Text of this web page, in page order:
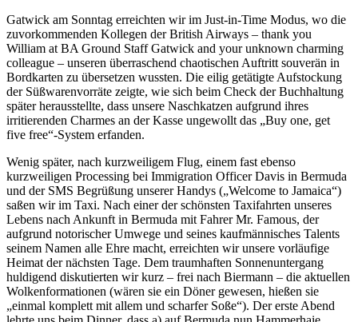
Gatwick am Sonntag erreichten wir im Just-in-Time Modus, wo die
zuvorkommenden Kollegen der British Airways – thank you
William at BA Ground Staff Gatwick and your unknown charming
colleague – unseren überraschend chaotischen Auftritt souverän in
Bordkarten zu übersetzen wussten. Die eilig getätigte Aufstockung
der Süßwarenvorräte zeigte, wie sich beim Check der Buchhaltung
später herausstellte, dass unsere Naschkatzen aufgrund ihres
irritierenden Charmes an der Kasse ungewollt das „Buy one, get
five free“-System erfanden.
Wenig später, nach kurzweiligem Flug, einem fast ebenso
kurzweiligen Processing bei Immigration Officer Davis in Bermuda
und der SMS Begrüßung unserer Handys („Welcome to Jamaica“)
saßen wir im Taxi. Nach einer der schönsten Taxifahrten unseres
Lebens nach Ankunft in Bermuda mit Fahrer Mr. Famous, der
aufgrund notorischer Umwege und seines kaufmännisches Talents
seinem Namen alle Ehre macht, erreichten wir unsere vorläufige
Heimat der nächsten Tage. Dem traumhaften Sonnenuntergang
huldigend diskutierten wir kurz – frei nach Biermann – die aktuellen
Wolkenformationen (wären sie ein Döner gewesen, hießen sie
„einmal komplett mit allem und scharfer Soße“). Der erste Abend